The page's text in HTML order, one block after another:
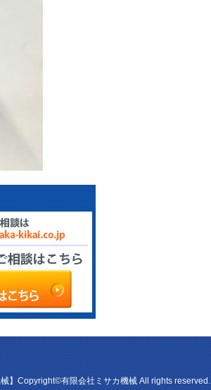
】Copyright©有限会社ミサカ機械 All rights reserved.